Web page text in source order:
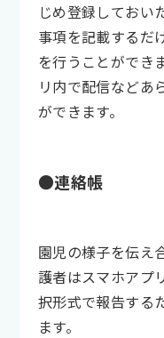
じめ登録しておい
事項を記載するだ
を行うことができ
リ内で配信などあ
ができます。
●連絡帳
園児の様子を伝え
護者はスマホアプ
択形式で報告する
ます。